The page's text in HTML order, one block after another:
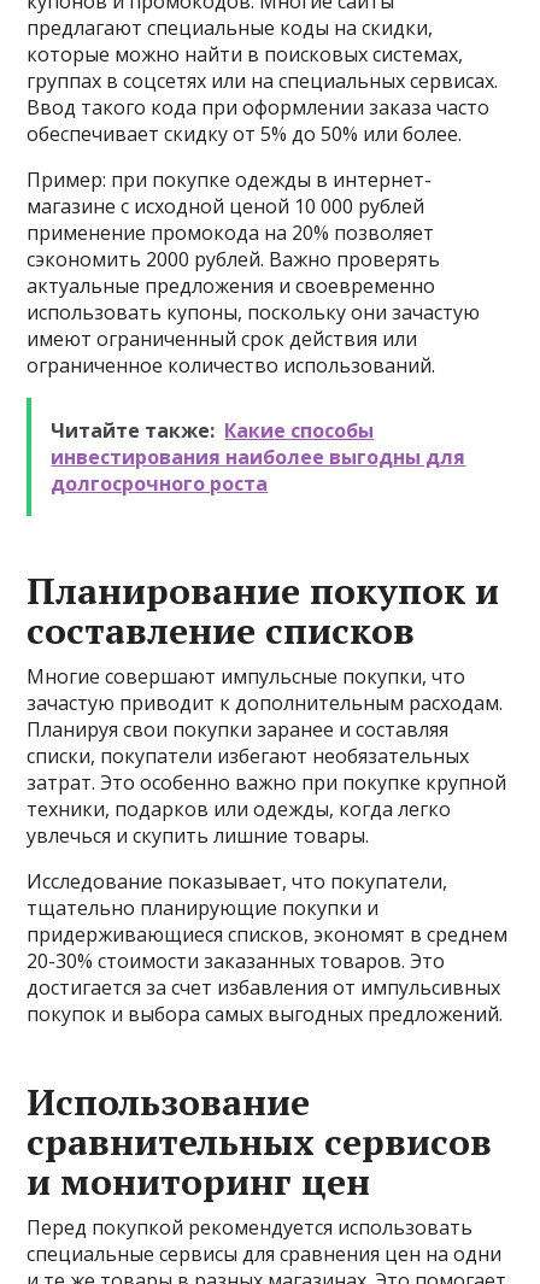
предлагают специальные коды на скидки,
которые можно найти в поисковых системах,
группах в соцсетях или на специальных сервисах.
Ввод такого кода при оформлении заказа часто
обеспечивает скидку от 5% до 50% или более.
Пример: при покупке одежды в интернет-
магазине с исходной ценой 10 000 рублей
применение промокода на 20% позволяет
сэкономить 2000 рублей. Важно проверять
актуальные предложения и своевременно
использовать купоны, поскольку они зачастую
имеют ограниченный срок действия или
ограниченное количество использований.
Читайте также: Какие способы
инвестирования наиболее выгодны для
долгосрочного роста
Планирование покупок и
составление списков
Многие совершают импульсные покупки, что
зачастую приводит к дополнительным расходам.
Планируя свои покупки заранее и составляя
списки, покупатели избегают необязательных
затрат. Это особенно важно при покупке крупной
техники, подарков или одежды, когда легко
увлечься и скупить лишние товары.
Исследование показывает, что покупатели,
тщательно планирующие покупки и
придерживающиеся списков, экономят в среднем
20-30% стоимости заказанных товаров. Это
достигается за счет избавления от импульсивных
покупок и выбора самых выгодных предложений.
Использование
сравнительных сервисов
и мониторинг цен
Перед покупкой рекомендуется использовать
специальные сервисы для сравнения цен на одни